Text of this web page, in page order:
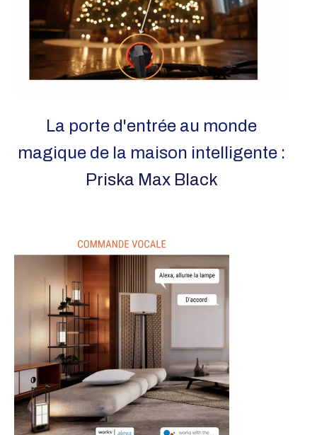
La porte d'entrée au monde
magique de la maison intelligente :
Priska Max Black